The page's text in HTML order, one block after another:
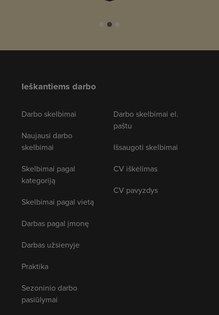
Ieškantiems darbo
Darbo skelbimai
Naujausi darbo
skelbimai
Skelbimai pagal
kategoriją
Skelbimai pagal vietą
Darbas pagal įmonę
Darbas užsienyje
Praktika
Sezoninio darbo
pasiūlymai
Darbo skelbimai el.
paštu
Išsaugoti skelbimai
CV iškėlimas
CV pavyzdys